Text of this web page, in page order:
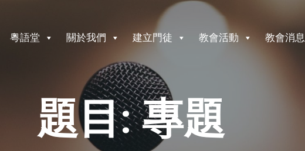
粵語堂 關於我們 建立門徒 教會活動 教會消息
題目: 專題